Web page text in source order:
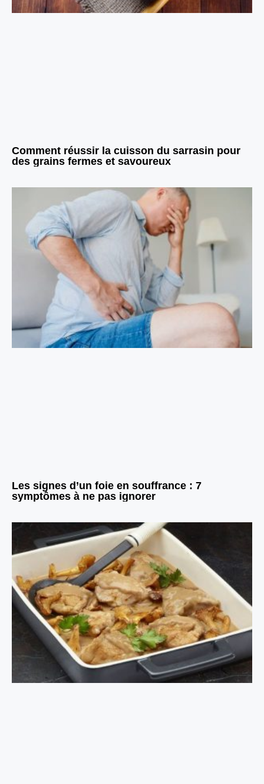
Comment réussir la cuisson du sarrasin pour
des grains fermes et savoureux
Les signes d’un foie en souffrance : 7
symptômes à ne pas ignorer